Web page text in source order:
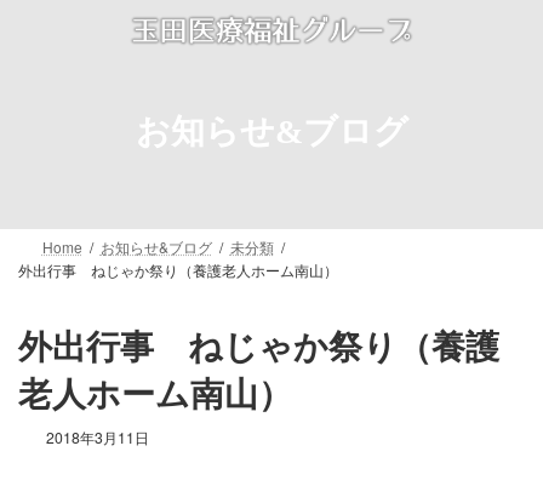
お知らせ&ブログ
Home お知らせ&ブログ
未分類
外出行事 ねじゃか祭り（養護老人ホーム南山）
外出行事 ねじゃか祭り（養護
老人ホーム南山）
2018年3月11日